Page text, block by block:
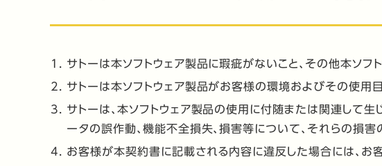
サトーは本ソフトウェア製品に瑕疵がないこと、その他本ソフ
サトーは本ソフトウェア製品がお客様の環境およびその使用
サトーは、本ソフトウェア製品の使用に付随または関連して
ータの誤作動、機能不全損失、損害等について、それらの損
お客様が本契約書に記載される内容に違反した場合には、お